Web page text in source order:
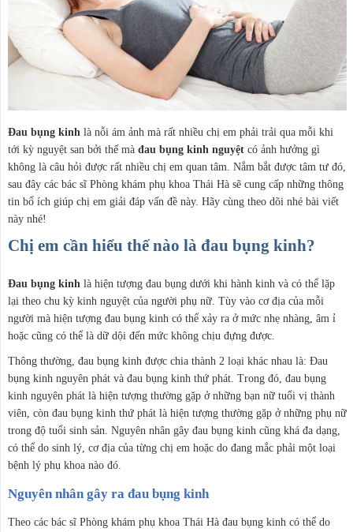
Đau bụng kinh là nỗi ám ảnh mà rất nhiều chị em phải trải qua mỗi khi
tới kỳ nguyệt san bởi thế mà đau bụng kinh nguyệtcó ảnh hưởng gì
không là câu hỏi được rất nhiều chị em quan tâm. Nắm bắt được tâm tư đó,
sau đây các bác sĩ Phòng khám phụ khoa Thái Hà sẽ cung cấp những thông
tin bổ ích giúp chị em giải đáp vấn đề này. Hãy cùng theo dõi nhé bài viết
này nhé!
Chị em cần hiểu thế nào là đau bụng kinh?
Đau bụng kinh là hiện tượng đau bụng dưới khi hành kinh và có thể lặp
lại theo chu kỳ kinh nguyệt của người phụ nữ. Tùy vào cơ địa của mỗi
người mà hiện tượng đau bụng kinh có thể xảy ra ở mức nhẹ nhàng, âm ỉ
hoặc cũng có thể là dữ dội đến mức không chịu đựng được.
Thông thường, đau bụng kinh được chia thành 2 loại khác nhau là: Đau
bụng kinh nguyên phát và đau bụng kinh thứ phát. Trong đó, đau bụng
kinh nguyên phát là hiện tượng thường gặp ở những bạn nữ tuổi vị thành
viên, còn đau bụng kinh thứ phát là hiện tượng thường gặp ở những phụ nữ
trong độ tuổi sinh sản. Nguyên nhân gây đau bụng kinh cũng khá đa dạng,
có thể do sinh lý, cơ địa của từng chị em hoặc do đang mắc phải một loại
bệnh lý phụ khoa nào đó.
Nguyên nhân gây ra đau bụng kinh
Theo các bác sĩ Phòng khám phụ khoa Thái Hà đau bụng kinh có thể do